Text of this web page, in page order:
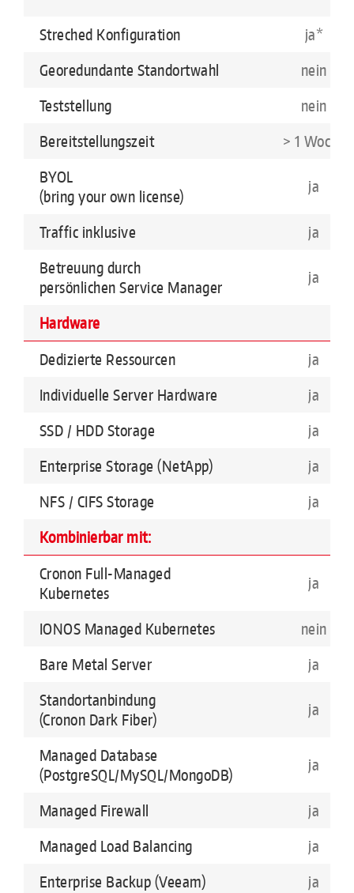
Streched Konfiguration
ja*
Georedundante Standortwahl
nein
Teststellung
nein
Bereitstellungszeit
> 1 Woche
BYOL
(bring your own license)
ja
Traffic inklusive
ja
Betreuung durch
persönlichen Service Manager
ja
Hardware
Dedizierte Ressourcen
ja
Individuelle Server Hardware
ja
SSD / HDD Storage
ja
Enterprise Storage (NetApp)
ja
NFS / CIFS Storage
ja
Kombinierbar mit:
Cronon Full-Managed
Kubernetes
ja
IONOS Managed Kubernetes
nein
Bare Metal Server
ja
Standortanbindung
(Cronon Dark Fiber)
ja
Managed Database
(PostgreSQL/MySQL/MongoDB)
ja
Managed Firewall
ja
Managed Load Balancing
ja
Enterprise Backup (Veeam)
ja